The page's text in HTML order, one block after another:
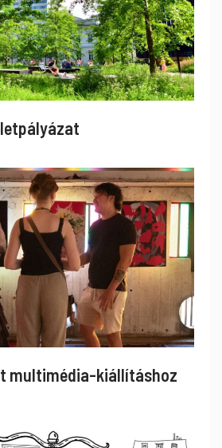
multimédia-kiállításhoz